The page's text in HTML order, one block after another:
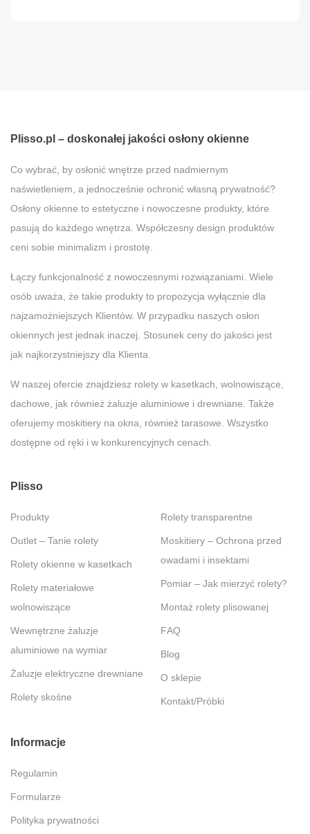
Plisso.pl – doskonałej jakości osłony okienne
Co wybrać, by osłonić wnętrze przed nadmiernym
naświetleniem, a jednocześnie ochronić własną prywatność?
Osłony okienne to estetyczne i nowoczesne produkty, które
pasują do każdego wnętrza. Współczesny design produktów
ceni sobie minimalizm i prostotę.
Łączy funkcjonalność z nowoczesnymi rozwiązaniami. Wiele
osób uważa, że takie produkty to propozycja wyłącznie dla
najzamożniejszych Klientów. W przypadku naszych osłon
okiennych jest jednak inaczej. Stosunek ceny do jakości jest
jak najkorzystniejszy dla Klienta.
W naszej ofercie znajdziesz rolety w kasetkach, wolnowiszące,
dachowe, jak również żaluzje aluminiowe i drewniane. Także
oferujemy moskitiery na okna, również tarasowe. Wszystko
dostępne od ręki i w konkurencyjnych cenach.
Plisso
Produkty
Outlet – Tanie rolety
Rolety okienne w kasetkach
Rolety materiałowe
wolnowiszące
Wewnętrzne żaluzje
aluminiowe na wymiar
Żaluzje elektryczne drewniane
Rolety skośne
Rolety transparentne
Moskitiery – Ochrona przed
owadami i insektami
Pomiar – Jak mierzyć rolety?
Montaż rolety plisowanej
FAQ
Blog
O sklepie
Kontakt/Próbki
Informacje
Regulamin
Formularze
Polityka prywatności